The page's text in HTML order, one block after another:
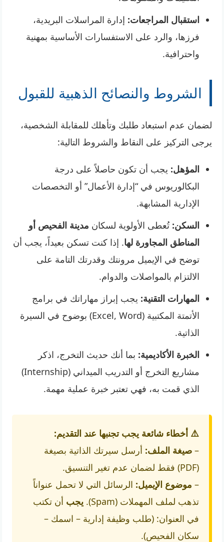
استقبال المراجعات: إدارة المراسلات البريدية،
فرزها، والرد على الاستفسارات الأساسية بمهنية
واحترافية.
الشروط والنصائح الذهبية للقبول
لضمان عدم استبعاد طلبك وتأهلك للمقابلة الشخصية،
يرجى التركيز على النقاط والشروط التالية:
المؤهل: يجب أن تكون حاصلاً على درجة
البكالوريوس في “إدارة الأعمال” أو التخصصات
الإدارية المشابهة.
السكن: تُعطى الأولوية لسكان مدينة الفحيص أو
المناطق المجاورة لها. إذا كنت تسكن بعيداً، يجب أن
توضح في الإيميل مرونتك وقدرتك التامة على
الالتزام بالمواصلات والدوام.
المهارات التقنية: يجب إبراز مهاراتك في برامج
الأتمتة المكتبية (Excel, Word) بوضوح في السيرة
الذاتية.
الخبرة الأكاديمية: بما أنك حديث التخرج، اذكر
مشاريع التخرج أو التدريب الميداني (Internship)
الذي قمت به، فهي تعتبر خبرة عملية مهمة.
⚠️ أخطاء شائعة يجب تجنبها عند التقديم:
–صيغة الملف: أرسل سيرتك الذاتية بصيغة
(PDF) فقط لضمان عدم تغير التنسيق.
– موضوع الإيميل: الرسائل التي لا تحمل عنواناً
تذهب لملف المهملات (Spam).
يجب أن تكتب
في العنوان: (طلب وظيفة إدارية – اسمك –
سكان الفحيص).